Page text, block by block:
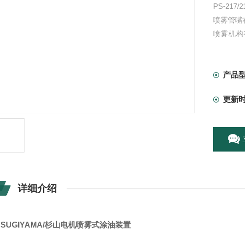
PS-217/
喷雾管嘴
喷雾机
产品
更新
详细介绍
SUGIYAMA/杉山电机喷雾式涂油装置